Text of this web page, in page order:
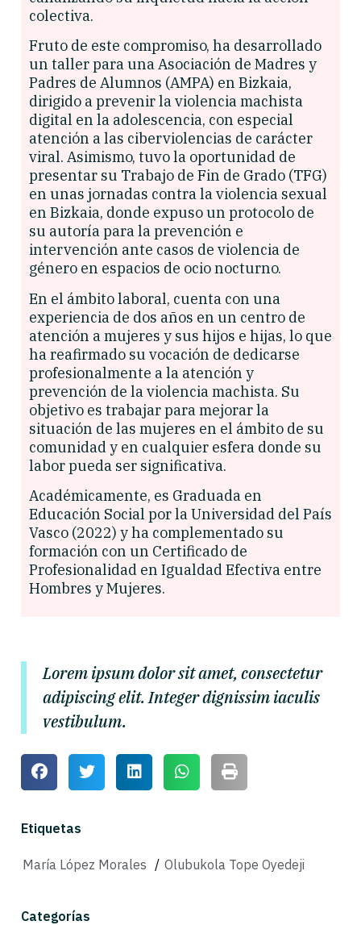
colectiva.
Fruto de este compromiso, ha desarrollado
un taller para una Asociación de Madres y
Padres de Alumnos (AMPA) en Bizkaia,
dirigido a prevenir la violencia machista
digital en la adolescencia, con especial
atención a las ciberviolencias de carácter
viral. Asimismo, tuvo la oportunidad de
presentar su Trabajo de Fin de Grado (TFG)
en unas jornadas contra la violencia sexual
en Bizkaia, donde expuso un protocolo de
su autoría para la prevención e
intervención ante casos de violencia de
género en espacios de ocio nocturno.
En el ámbito laboral, cuenta con una
experiencia de dos años en un centro de
atención a mujeres y sus hijos e hijas, lo que
ha reafirmado su vocación de dedicarse
profesionalmente a la atención y
prevención de la violencia machista. Su
objetivo es trabajar para mejorar la
situación de las mujeres en el ámbito de su
comunidad y en cualquier esfera donde su
labor pueda ser significativa.
Académicamente, es Graduada en
Educación Social por la Universidad del País
Vasco (2022) y ha complementado su
formación con un Certificado de
Profesionalidad en Igualdad Efectiva entre
Hombres y Mujeres.
Lorem ipsum dolor sit amet, consectetur
adipiscing elit. Integer dignissim iaculis
vestibulum.
Etiquetas
María López Morales / Olubukola Tope Oyedeji
Categorías